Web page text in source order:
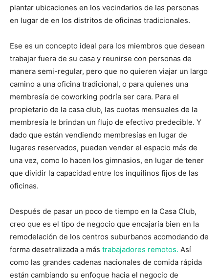
plantar ubicaciones en los vecindarios de las personas
en lugar de en los distritos de oficinas tradicionales.
Ese es un concepto ideal para los miembros que desean
trabajar fuera de su casa y reunirse con personas de
manera semi-regular, pero que no quieren viajar un largo
camino a una oficina tradicional, o para quienes una
membresía de coworking podría ser cara. Para el
propietario de la casa club, las cuotas mensuales de la
membresía le brindan un flujo de efectivo predecible. Y
dado que están vendiendo membresías en lugar de
lugares reservados, pueden vender el espacio más de
una vez, como lo hacen los gimnasios, en lugar de tener
que dividir la capacidad entre los inquilinos fijos de las
oficinas.
Después de pasar un poco de tiempo en la Casa Club,
creo que es el tipo de negocio que encajaría bien en la
remodelación de los centros suburbanos acomodando de
forma desetralizada a más trabajadores remotos. Así
como las grandes cadenas nacionales de comida rápida
están cambiando su enfoque hacia el negocio de